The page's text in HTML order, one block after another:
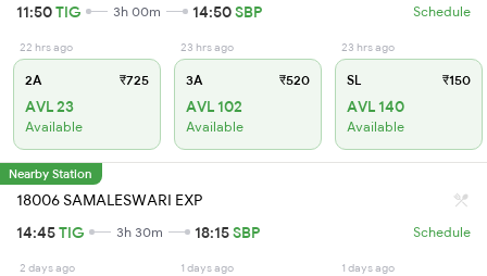
11:50TIG 3h 00m 14:50SBP Schedule
22 hrs ago
2A ₹725
AVL 23
Available
23 hrs ago
3A ₹520
AVL 102
Available
23 hrs ago
SL ₹150
AVL 140
Available
Nearby Station
18006 SAMALESWARI EXP
14:45TIG 3h 30m 18:15SBP Schedule
2 days ago 1 days ago 1 days ago